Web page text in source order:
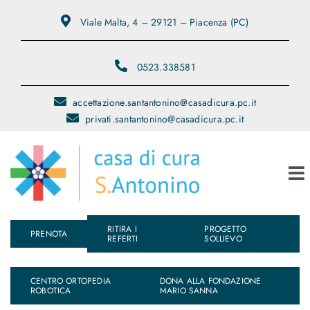
Viale Malta, 4 – 29121 – Piacenza (PC)
0523.338581
accettazione.santantonino@casadicura.pc.it
privati.santantonino@casadicura.pc.it
Chi Siamo
Servizi
PRENOTA RITIRA I
REFERTI
PROGETTO
SOLLIEVO
CENTRO ORTOPEDIA
ROBOTICA
DONA ALLA FONDAZIONE
MARIO SANNA